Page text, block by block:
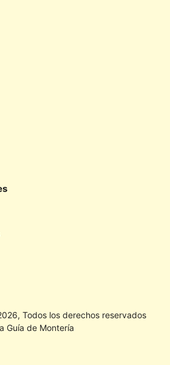
Todos los derechos reservados
Guía de Montería